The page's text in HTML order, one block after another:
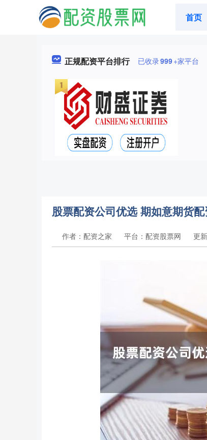
首页
正规配资平台排行 已收录999+家平台
股票配资公司优选 期如意期货
作者：配资之家 平台：配资股票网 更